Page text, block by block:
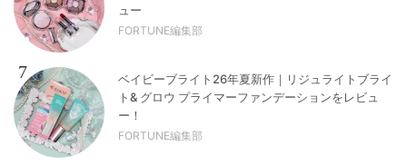
ュー
FORTUNE編集部
7
ベイビーブライト26年夏新作｜リジュライトブライ
ト& グロウ プライマーファンデーションをレビュ
ー！
FORTUNE編集部